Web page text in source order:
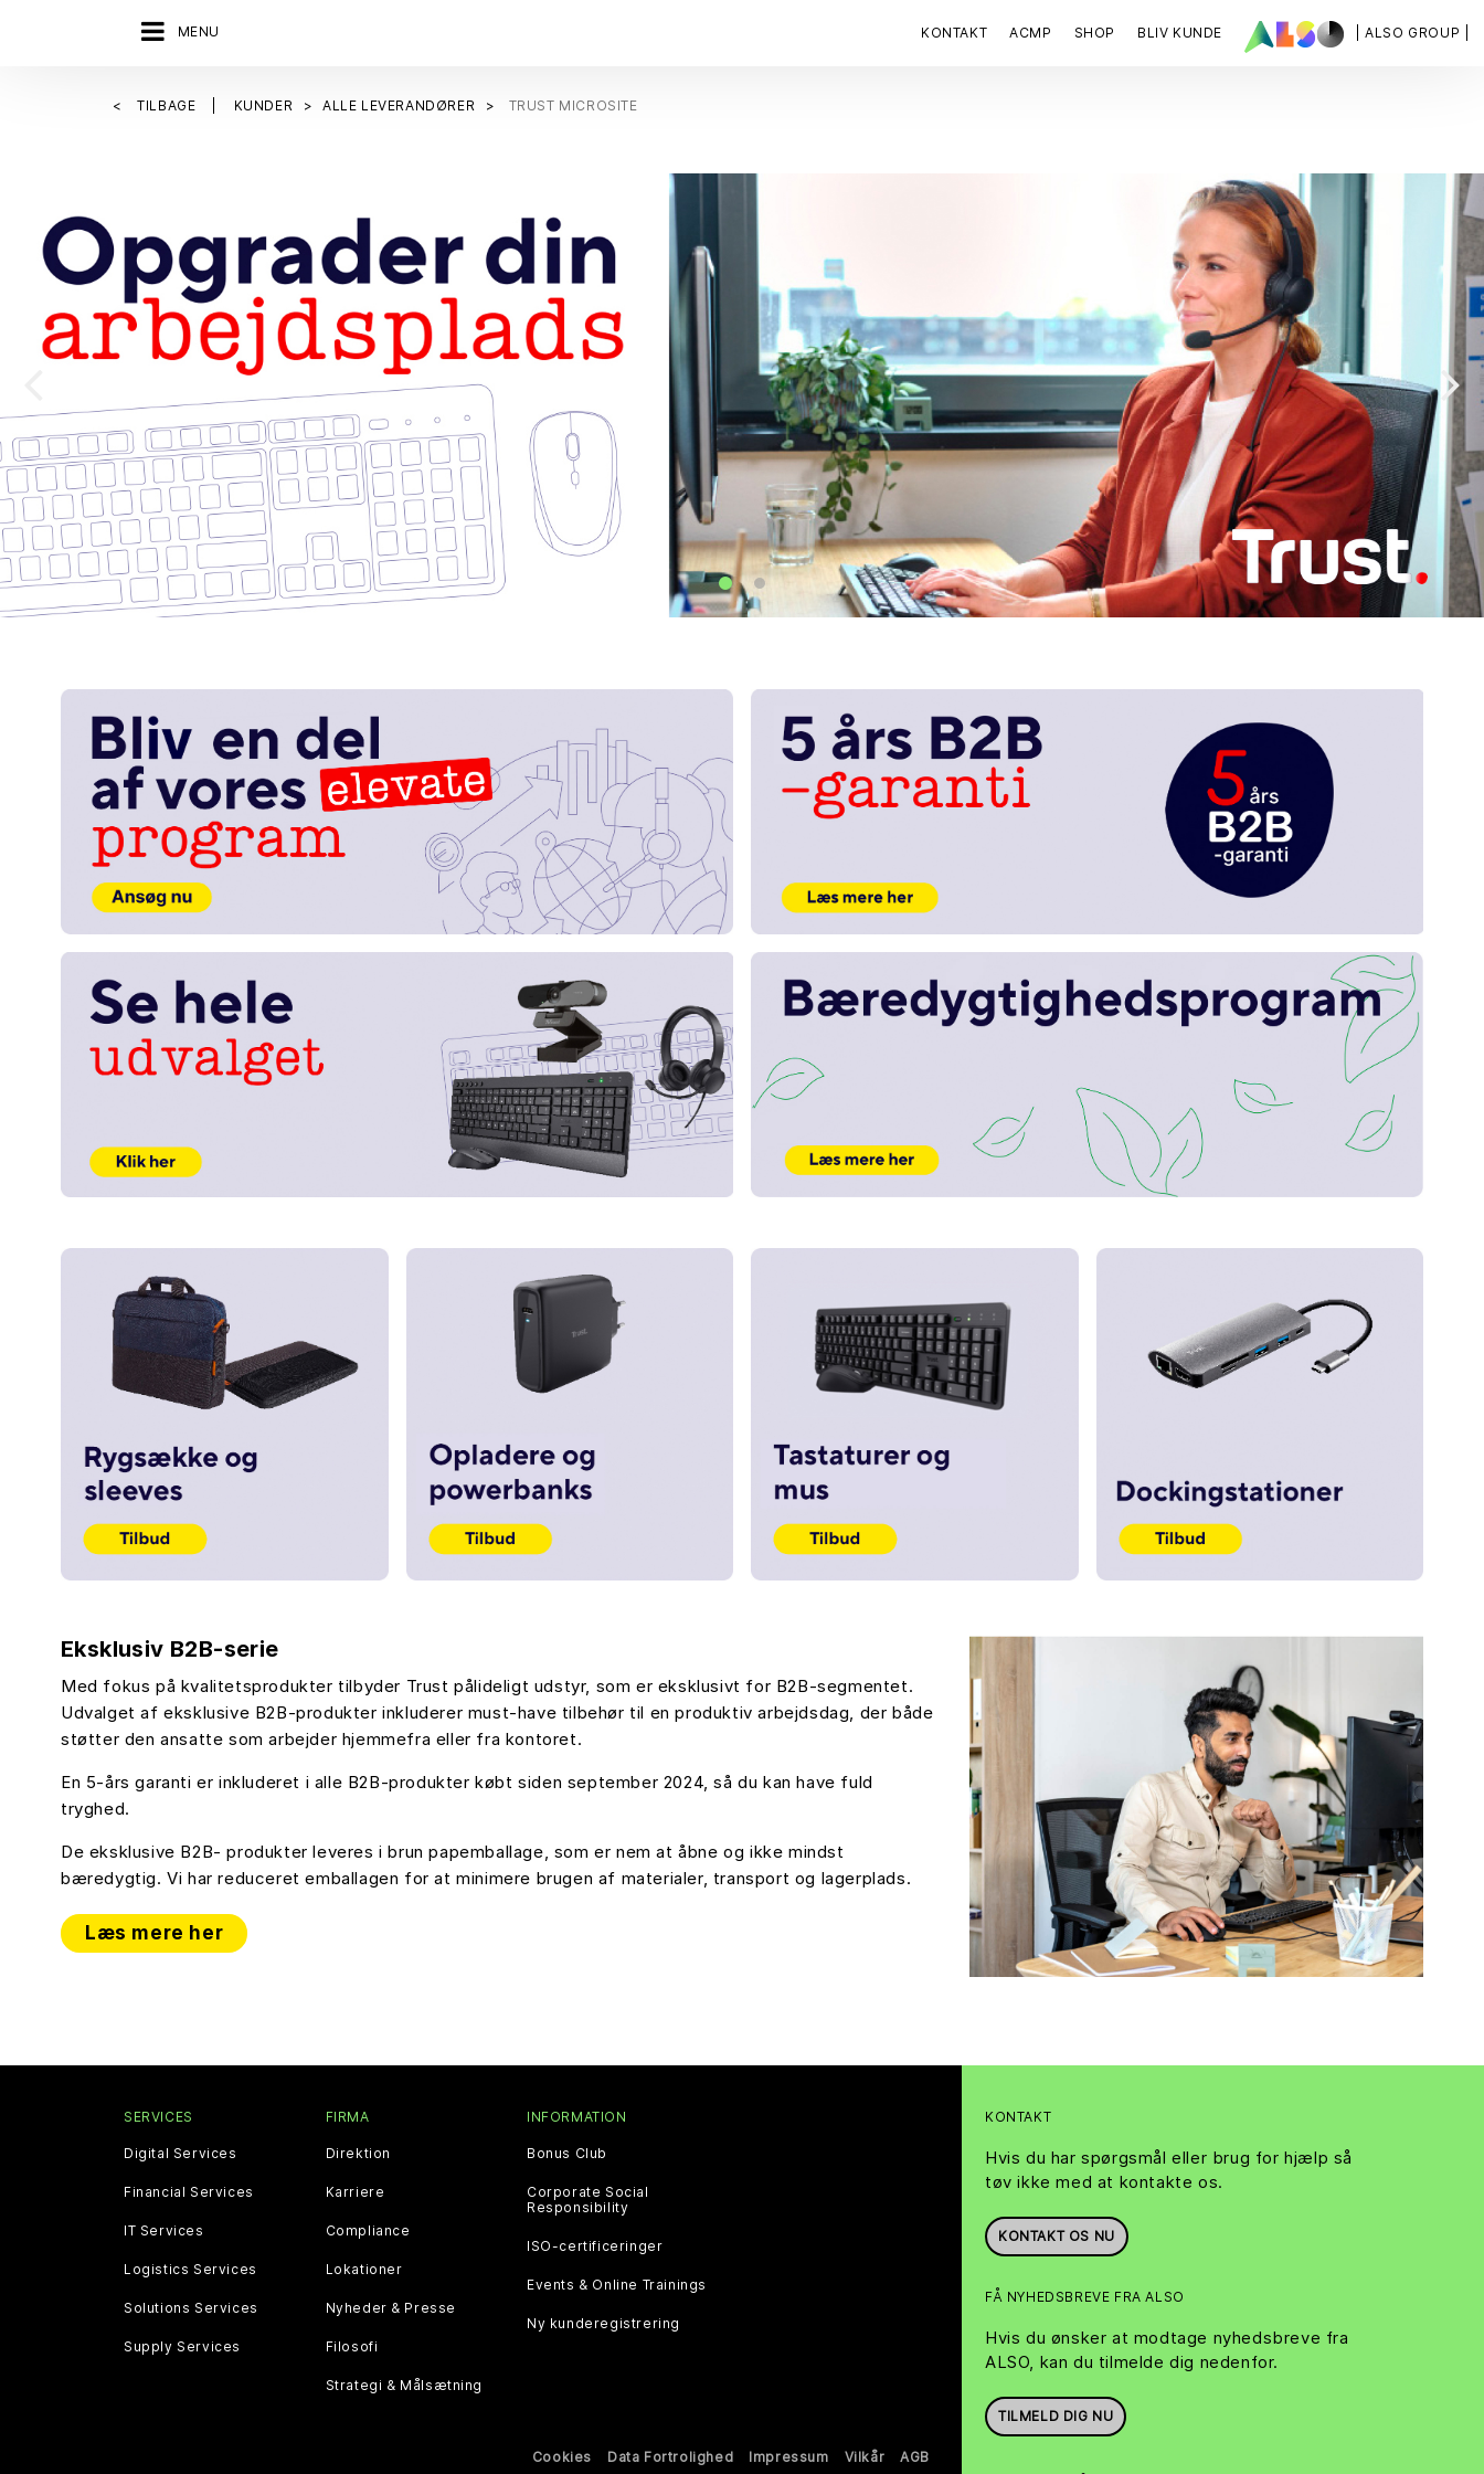
MENU | ALSO GROUP |
KONTAKT ACMP SHOP BLIV KUNDE
TILBAGE KUNDER ALLE LEVERANDØRER TRUST MICROSITE
Eksklusiv B2B-serie
Med fokus på kvalitetsprodukter tilbyder Trust pålideligt udstyr, som er eksklusivt for B2B-segmentet.
Udvalget af eksklusive B2B-produkter inkluderer must-have tilbehør til en produktiv arbejdsdag, der både
støtter den ansatte som arbejder hjemmefra eller fra kontoret.
En 5-års garanti er inkluderet i alle B2B-produkter købt siden september 2024, så du kan have fuld
tryghed.
De eksklusive B2B- produkter leveres i brun papemballage, som er nem at åbne og ikke mindst
bæredygtig. Vi har reduceret emballagen for at minimere brugen af materialer, transport og lagerplads.
Læs mere her
KONTAKT
Hvis du har spørgsmål eller brug for hjælp så
tøv ikke med at kontakte os.
KONTAKT OS NU
FÅ NYHEDSBREVE FRA ALSO
Hvis du ønsker at modtage nyhedsbreve fra
ALSO, kan du tilmelde dig nedenfor.
TILMELD DIG NU
SERVICES
Digital Services
Financial Services
IT Services
Logistics Services
Solutions Services
Supply Services
FIRMA
Direktion
Karriere
Compliance
Lokationer
Nyheder & Presse
Filosofi
Strategi & Målsætning
INFORMATION
Bonus Club
Corporate Social
Responsibility
ISO-certificeringer
Events & Online Trainings
Ny kunderegistrering
Cookies Data Fortrolighed Impressum Vilkår AGB